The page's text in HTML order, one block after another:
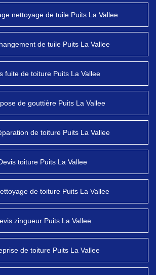
nettoyage de tuile Puits La Vallee
de tuile Puits La Vallee
fuite de toiture Puits La Vallee
de gouttière Puits La Vallee
de toiture Puits La Vallee
toiture Puits La Vallee
de toiture Puits La Vallee
zingueur Puits La Vallee
de toiture Puits La Vallee